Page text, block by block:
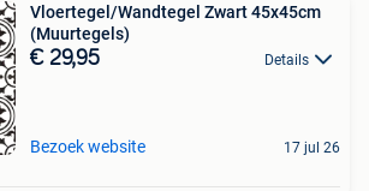
Vloertegel/Wandtegel Zwart 45x45cm
(Muurtegels)
€ 29,95 Details
Bezoek website 17 jul 26